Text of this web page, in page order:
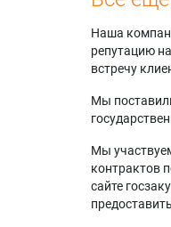
Наша
репутацию
встречу
Мы
Мы
контрактов
сайте